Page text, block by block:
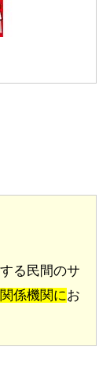
る民間のサ
係機関にお